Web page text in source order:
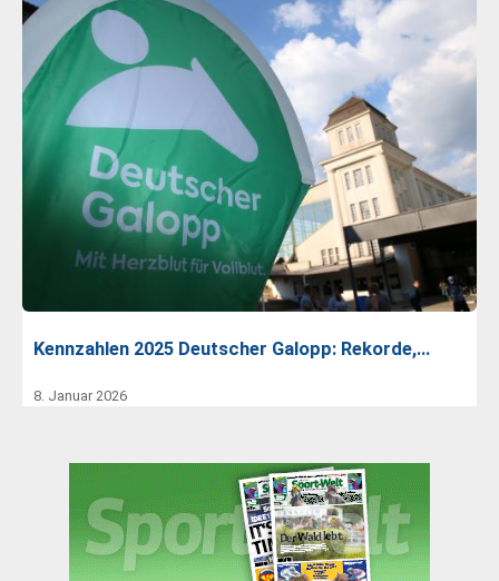
Kennzahlen 2025 Deutscher Galopp: Rekorde,…
8. Januar 2026